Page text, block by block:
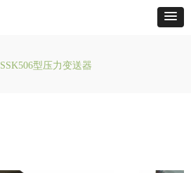
SSK506型压力变送器